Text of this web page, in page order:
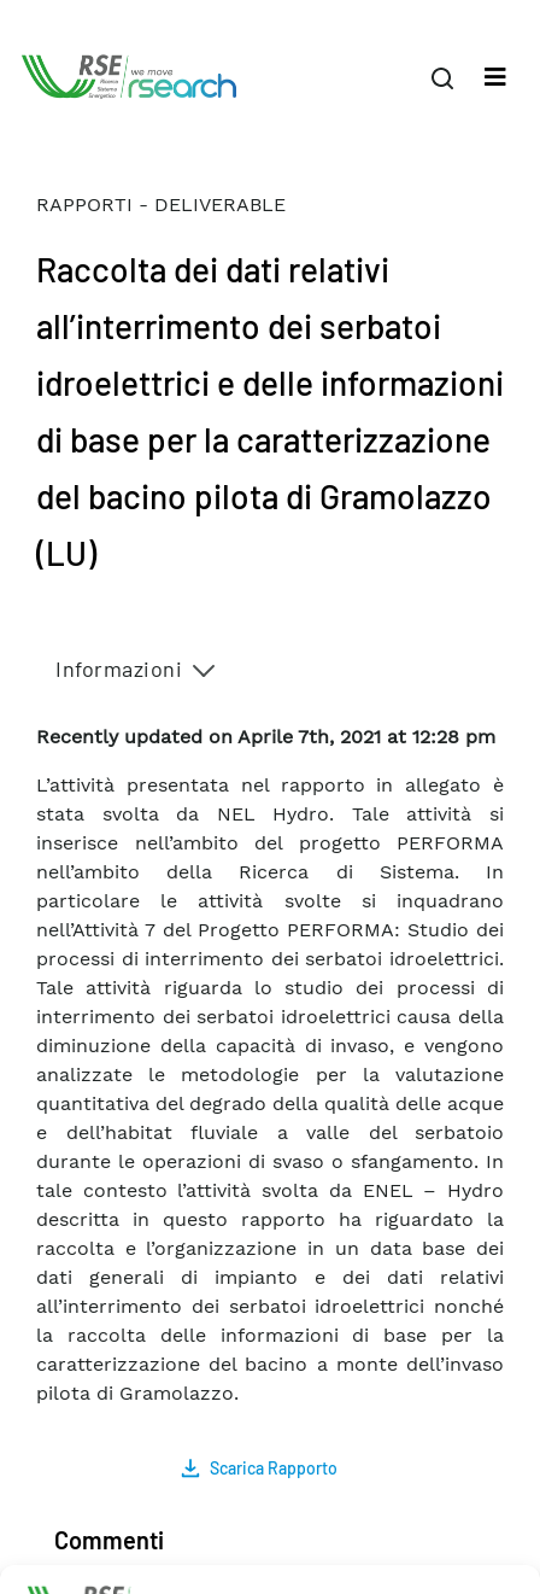
RAPPORTI - DELIVERABLE
Raccolta dei dati relativi
all’interrimento dei serbatoi
idroelettrici e delle informazioni
di base per la caratterizzazione
del bacino pilota di Gramolazzo
(LU)
Informazioni
Recently updated on Aprile 7th, 2021 at 12:28 pm
L’attività presentata nel rapporto in allegato è
stata svolta da NEL Hydro. Tale attività si
inserisce nell’ambito del progetto PERFORMA
nell’ambito della Ricerca di Sistema. In
particolare le attività svolte si inquadrano
nell’Attività 7 del Progetto PERFORMA: Studio dei
processi di interrimento dei serbatoi idroelettrici.
Tale attività riguarda lo studio dei processi di
interrimento dei serbatoi idroelettrici causa della
diminuzione della capacità di invaso, e vengono
analizzate le metodologie per la valutazione
quantitativa del degrado della qualità delle acque
e dell’habitat fluviale a valle del serbatoio
durante le operazioni di svaso o sfangamento. In
tale contesto l’attività svolta da ENEL – Hydro
descritta in questo rapporto ha riguardato la
raccolta e l’organizzazione in un data base dei
dati generali di impianto e dei dati relativi
all’interrimento dei serbatoi idroelettrici nonché
la raccolta delle informazioni di base per la
caratterizzazione del bacino a monte dell’invaso
pilota di Gramolazzo.
Scarica Rapporto
Commenti